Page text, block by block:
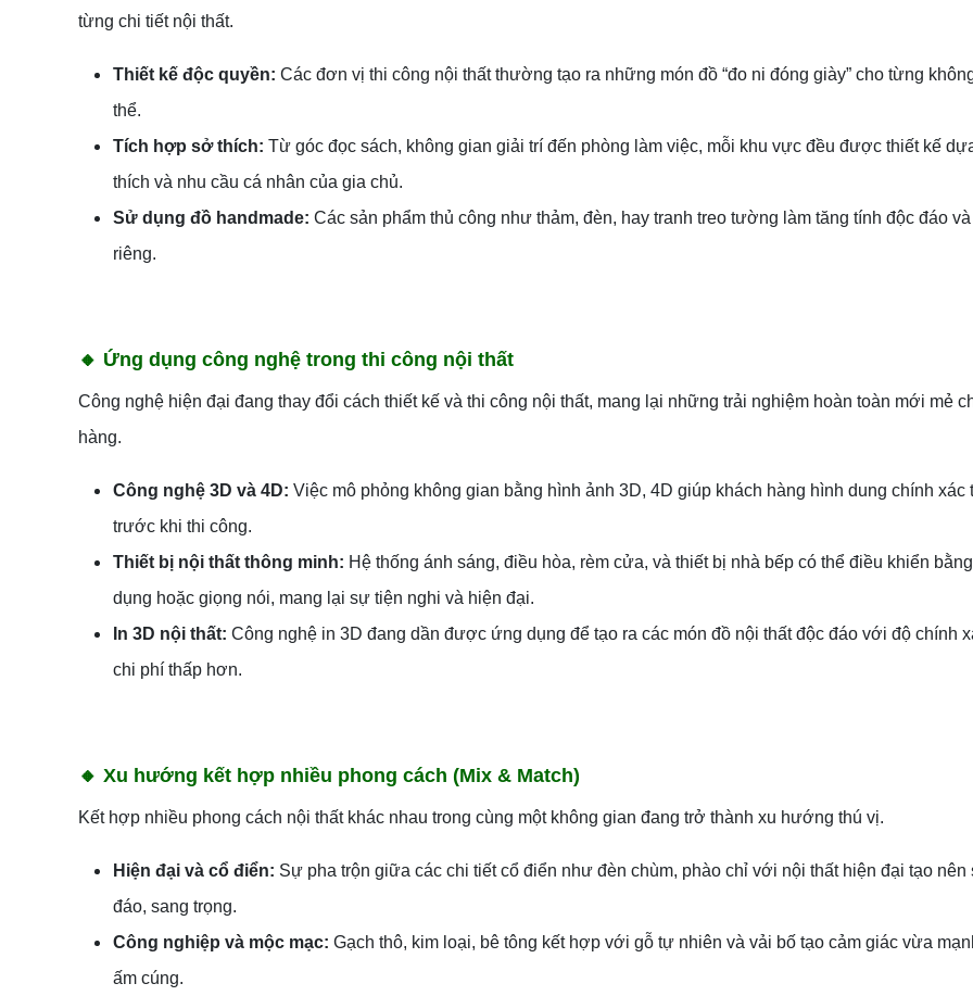
từng chi tiết nội thất.
Thiết kế độc quyền: Các đơn vị thi công nội thất thường tạo ra những món đồ “đo ni đóng giày” cho từng
thể.
Tích hợp sở thích: Từ góc đọc sách, không gian giải trí đến phòng làm việc, mỗi khu vực đều được thiết kế
thích và nhu cầu cá nhân của gia chủ.
Sử dụng đồ handmade: Các sản phẩm thủ công như thảm, đèn, hay tranh treo tường làm tăng tính độc đáo
riêng.
🔸 Ứng dụng công nghệ trong thi công nội thất
Công nghệ hiện đại đang thay đổi cách thiết kế và thi công nội thất, mang lại những trải nghiệm hoàn toàn mới mẻ
hàng.
Công nghệ 3D và 4D: Việc mô phỏng không gian bằng hình ảnh 3D, 4D giúp khách hàng hình dung chính xác
trước khi thi công.
Thiết bị nội thất thông minh: Hệ thống ánh sáng, điều hòa, rèm cửa, và thiết bị nhà bếp có thể điều khiển
dụng hoặc giọng nói, mang lại sự tiện nghi và hiện đại.
In 3D nội thất: Công nghệ in 3D đang dần được ứng dụng để tạo ra các món đồ nội thất độc đáo với độ chính
chi phí thấp hơn.
🔸 Xu hướng kết hợp nhiều phong cách (Mix & Match)
Kết hợp nhiều phong cách nội thất khác nhau trong cùng một không gian đang trở thành xu hướng thú vị.
Hiện đại và cổ điển: Sự pha trộn giữa các chi tiết cổ điển như đèn chùm, phào chỉ với nội thất hiện đại tạo nên
đáo, sang trọng.
Công nghiệp và mộc mạc: Gạch thô, kim loại, bê tông kết hợp với gỗ tự nhiên và vải bố tạo cảm giác vừa
ấm cúng.